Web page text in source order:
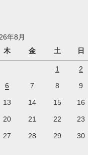
年8月
木 金 土 日
1 2
6 7 8 9
13 14 15 16
20 21 22 23
27 28 29 30